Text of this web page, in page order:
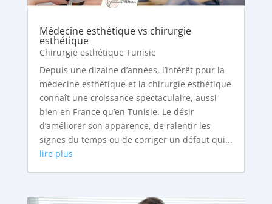
Médecine esthétique vs chirurgie
esthétique
Chirurgie esthétique Tunisie
Depuis une dizaine d’années, l’intérêt pour la
médecine esthétique et la chirurgie esthétique
connaît une croissance spectaculaire, aussi
bien en France qu’en Tunisie. Le désir
d’améliorer son apparence, de ralentir les
signes du temps ou de corriger un défaut qui...
lire plus